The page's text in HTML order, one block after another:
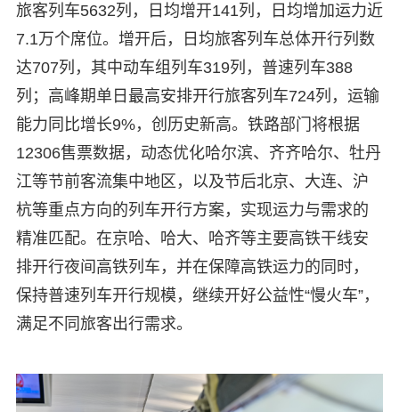
旅客列车5632列，日均增开141列，日均增加运力近
7.1万个席位。增开后，日均旅客列车总体开行列数
达707列，其中动车组列车319列，普速列车388
列；高峰期单日最高安排开行旅客列车724列，运输
能力同比增长9%，创历史新高。铁路部门将根据
12306售票数据，动态优化哈尔滨、齐齐哈尔、牡丹
江等节前客流集中地区，以及节后北京、大连、沪
杭等重点方向的列车开行方案，实现运力与需求的
精准匹配。在京哈、哈大、哈齐等主要高铁干线安
排开行夜间高铁列车，并在保障高铁运力的同时，
保持普速列车开行规模，继续开好公益性“慢火车”，
满足不同旅客出行需求。